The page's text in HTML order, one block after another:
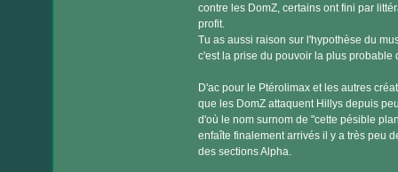
contre les DomZ, certains ont fini par
profit.
Tu as aussi raison sur l'hypothèse du
c'est la prise du pouvoir la plus probable
D'ac pour le Ptérolimax et les autres
que les DomZ attaquent Hillys depuis
d'où le nom surnom de "cette pésible
enfaîte finalement arrivés il y a très peu
des sections Alpha.